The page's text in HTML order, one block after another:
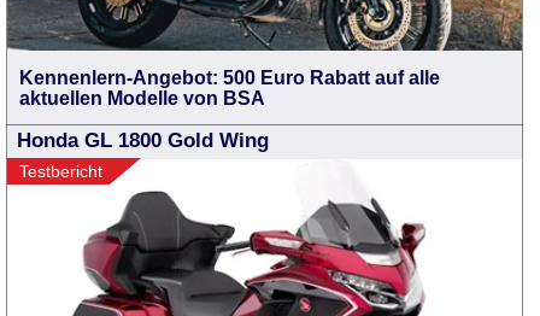
Kennenlern-Angebot: 500 Euro Rabatt auf alle
aktuellen Modelle von BSA
Honda GL 1800 Gold Wing
Testbericht